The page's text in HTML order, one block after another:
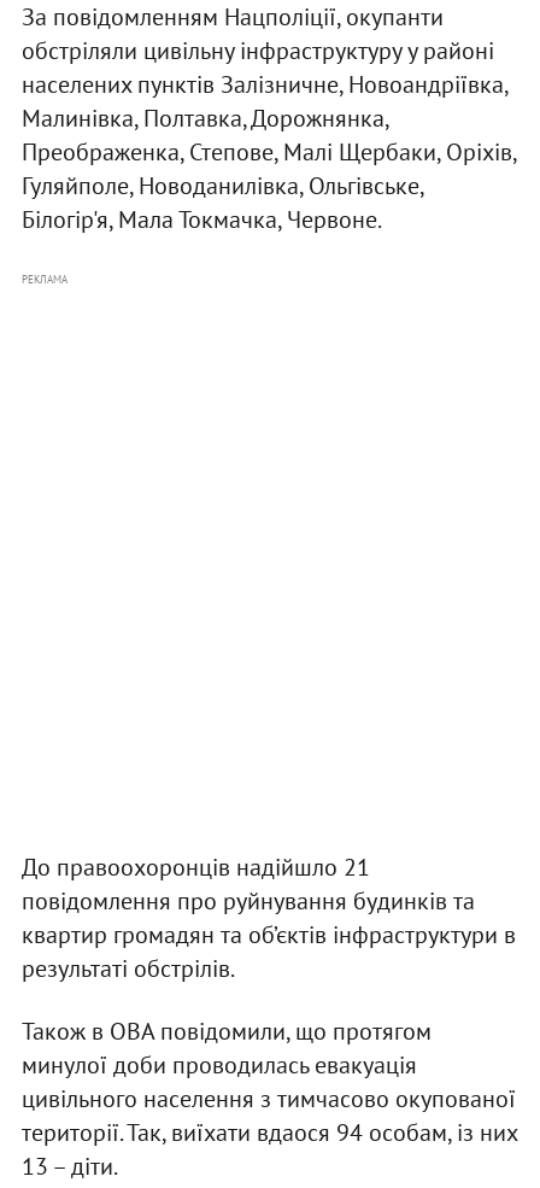
За повідомленням Нацполіції, окупанти
обстріляли цивільну інфраструктуру у районі
населених пунктів Залізничне, Новоандріївка,
Малинівка, Полтавка, Дорожнянка,
Преображенка, Степове, Малі Щербаки, Оріхів,
Гуляйполе, Новоданилівка, Ольгівське,
Білогір'я, Мала Токмачка, Червоне.
РЕКЛАМА
До правоохоронців надійшло 21
повідомлення про руйнування будинків та
квартир громадян та об’єктів інфраструктури в
результаті обстрілів.
Також в ОВА повідомили, що протягом
минулої доби проводилась евакуація
цивільного населення з тимчасово окупованої
території. Так, виїхати вдаося 94 особам, із них
13 – діти.